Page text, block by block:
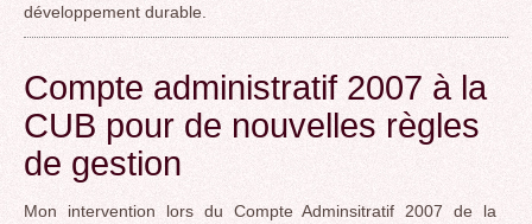
développement durable.
Compte administratif 2007 à la
CUB pour de nouvelles règles
de gestion
Mon intervention lors du Compte Adminsitratif 2007 de la